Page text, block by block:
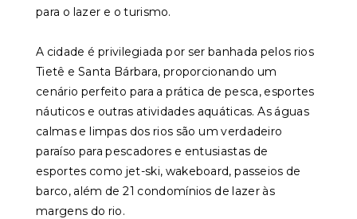
para o lazer e o turismo.
A cidade é privilegiada por ser banhada pelos rios
Tietê e Santa Bárbara, proporcionando um
cenário perfeito para a prática de pesca, esportes
náuticos e outras atividades aquáticas. As águas
calmas e limpas dos rios são um verdadeiro
paraíso para pescadores e entusiastas de
esportes como jet-ski, wakeboard, passeios de
barco, além de 21 condomínios de lazer às
margens do rio.